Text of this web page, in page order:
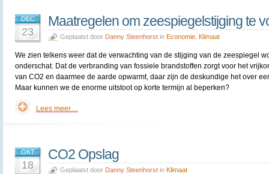
DEC
23
Maatregelen om zeespiegelstijging te
Geplaatst door Danny Steenhorst in Economie Klimaat
We zien telkens weer dat de verwachting van de stijging van de zeespiegel
onderschat. Dat de verbranding van fossiele brandstoffen zorgt voor het
van CO2 en daarmee de aarde opwarmt, daar zijn de deskundige het over
Maar kunnen we de enorme uitstoot op korte termijn al beperken?
Lees meer…
OKT
18
CO2 Opslag
Geplaatst door Danny Steenhorst in Klimaat